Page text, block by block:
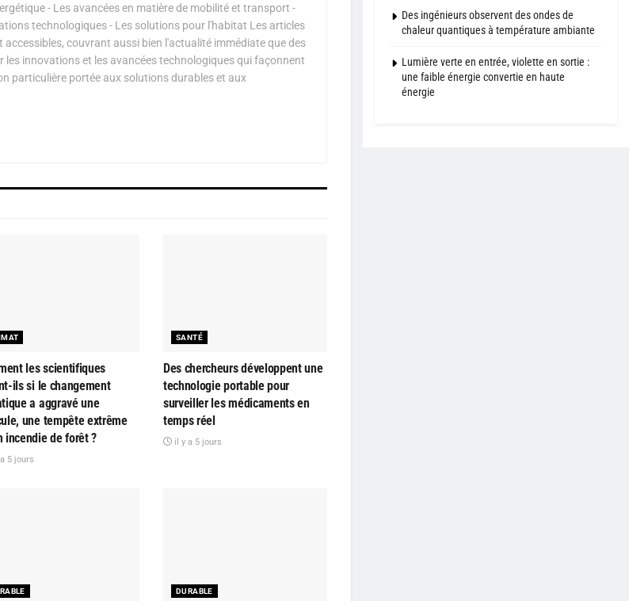
- Les avancées en matière de mobilité et transport -
technologiques - Les solutions pour l'habitat Les articles
couvrant aussi bien l'actualité immédiate que des
innovations et les avancées technologiques qui façonnent
particulière portée aux solutions durables et aux
les scientifiques
ils si le changement
a aggravé une
une tempête extrême
incendie de forêt ?
5 jours
SANTÉ
Des chercheurs développent une
technologie portable pour
surveiller les médicaments en
temps réel
il y a 5 jours
DURABLE
Des ingénieurs observent des ondes de
chaleur quantiques à température ambiante
Lumière verte en entrée, violette en sortie :
une faible énergie convertie en haute
énergie